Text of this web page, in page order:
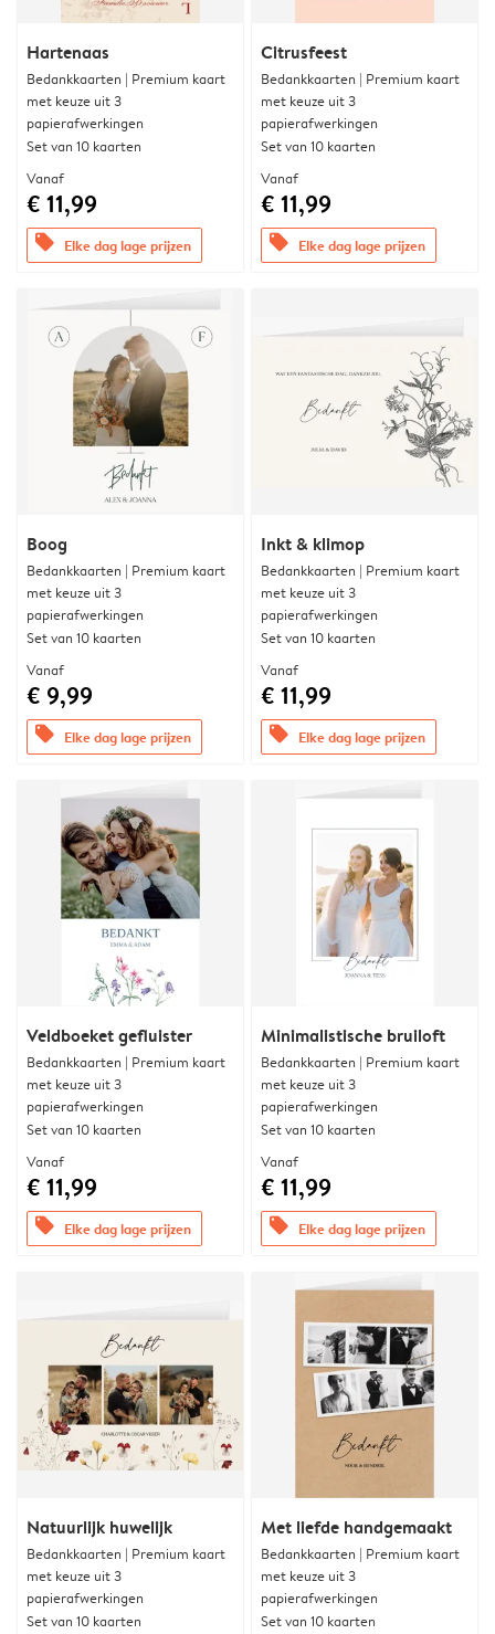
Hartenaas
Bedankkaarten | Premium kaart
met keuze uit 3
papierafwerkingen
Set van 10 kaarten
Vanaf
€ 11,99
offers Elke dag lage prijzen
Citrusfeest
Bedankkaarten | Premium kaart
met keuze uit 3
papierafwerkingen
Set van 10 kaarten
Vanaf
€ 11,99
offers Elke dag lage prijzen
Boog
Bedankkaarten | Premium kaart
met keuze uit 3
papierafwerkingen
Set van 10 kaarten
Vanaf
€ 9,99
offers Elke dag lage prijzen
Inkt & klimop
Bedankkaarten | Premium kaart
met keuze uit 3
papierafwerkingen
Set van 10 kaarten
Vanaf
€ 11,99
offers Elke dag lage prijzen
Veldboeket gefluister
Bedankkaarten | Premium kaart
met keuze uit 3
papierafwerkingen
Set van 10 kaarten
Vanaf
€ 11,99
offers Elke dag lage prijzen
Minimalistische bruiloft
Bedankkaarten | Premium kaart
met keuze uit 3
papierafwerkingen
Set van 10 kaarten
Vanaf
€ 11,99
offers Elke dag lage prijzen
Natuurlijk huwelijk
Bedankkaarten | Premium kaart
met keuze uit 3
papierafwerkingen
Set van 10 kaarten
Met liefde handgemaakt
Bedankkaarten | Premium kaart
met keuze uit 3
papierafwerkingen
Set van 10 kaarten